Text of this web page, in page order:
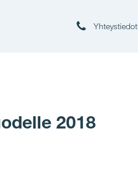
Yhteystiedot
2018